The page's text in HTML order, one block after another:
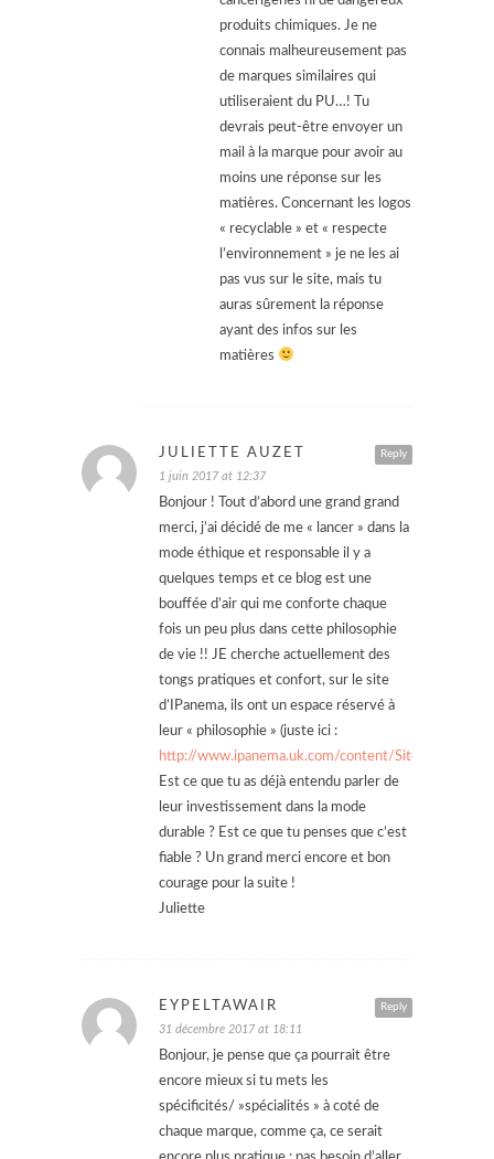
produits chimiques. Je ne
connais malheureusement pas
de marques similaires qui
utiliseraient du PU…! Tu
devrais peut-être envoyer un
mail à la marque pour avoir au
moins une réponse sur les
matières. Concernant les logos
« recyclable » et « respecte
l’environnement » je ne les ai
pas vus sur le site, mais tu
auras sûrement la réponse
ayant des infos sur les
matières
Reply
JULIETTE AUZET
1 juin 2017 at 12:37
Bonjour ! Tout d’abord une grand grand
merci, j’ai décidé de me « lancer » dans la
mode éthique et responsable il y a
quelques temps et ce blog est une
bouffée d’air qui me conforte chaque
fois un peu plus dans cette philosophie
de vie !! JE cherche actuellement des
tongs pratiques et confort, sur le site
d’IPanema, ils ont un espace réservé à
leur « philosophie » (juste ici :
http://www.ipanema.uk.com/content/SitePages/
Est ce que tu as déjà entendu parler de
leur investissement dans la mode
durable ? Est ce que tu penses que c’est
fiable ? Un grand merci encore et bon
courage pour la suite !
Juliette
Reply
EYPELTAWAIR
31 décembre 2017 at 18:11
Bonjour, je pense que ça pourrait être
encore mieux si tu mets les
spécificités/ »spécialités » à coté de
chaque marque, comme ça, ce serait